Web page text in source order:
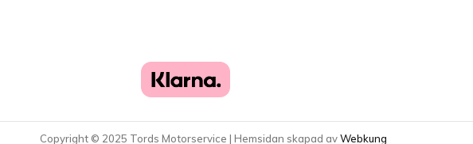
Copyright © 2025 Tords Motorservice | Hemsidan skapad avWebkung